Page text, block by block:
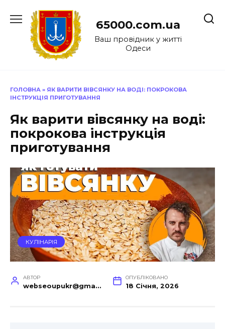
до
65000.com.ua
Ваш провідник у житті
Одеси
ГОЛОВНА » ЯК ВАРИТИ ВІВСЯНКУ НА ВОДІ: ПОКРОКОВА
ІНСТРУКЦІЯ ПРИГОТУВАННЯ
Як варити вівсянку на воді:
покрокова інструкція
приготування
КУЛІНАРІЯ
АВТОР
webseoupukr@gmail.com
ОПУБЛІКОВАНО
18 Січня, 2026